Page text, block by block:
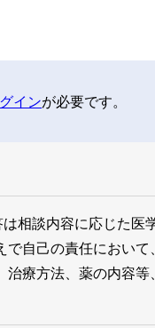
インが必要です。
相談内容に応じた医
自己の責任におい
療方法、薬の内容等